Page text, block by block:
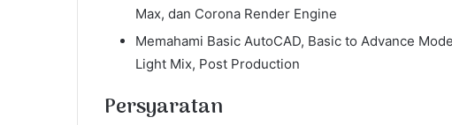
Max, dan Corona Render Engine
Memahami Basic AutoCAD, Basic to Advance
Light Mix, Post Production
Persyaratan